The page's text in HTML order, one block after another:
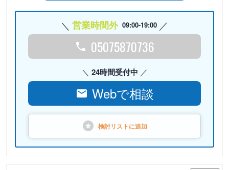
営業時間外 09:00-19:00
05075870736
24時間受付中
Webで相談
検討リストに追加